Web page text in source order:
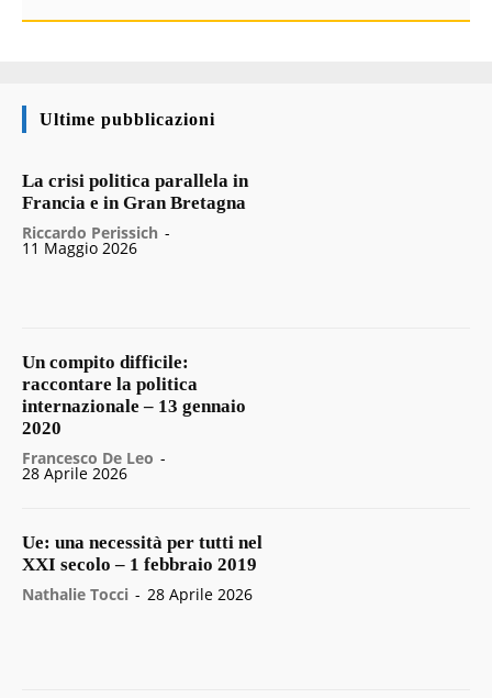
Ultime pubblicazioni
La crisi politica parallela in
Francia e in Gran Bretagna
Riccardo Perissich -
11 Maggio 2026
Un compito difficile:
raccontare la politica
internazionale – 13 gennaio
2020
Francesco De Leo -
28 Aprile 2026
Ue: una necessità per tutti nel
XXI secolo – 1 febbraio 2019
Nathalie Tocci - 28 Aprile 2026